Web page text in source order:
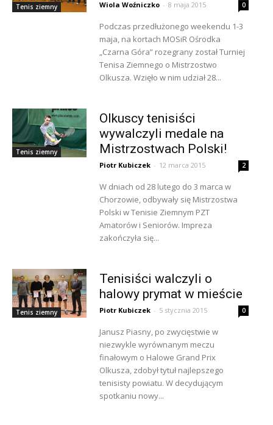
Tenis ziemny Wiola Woźniczko - 8 maja 2015 0
Podczas przedłużonego weekendu 1-3
maja, na kortach MOSiR Ośrodka
„Czarna Góra” rozegrany został Turniej
Tenisa Ziemnego o Mistrzostwo
Olkusza. Wzięło w nim udział 28...
Tenis ziemny
Olkuscy tenisiści
wywalczyli medale na
Mistrzostwach Polski!
Piotr Kubiczek - 12 marca 2015 2
W dniach od 28 lutego do 3 marca w
Chorzowie, odbywały się Mistrzostwa
Polski w Tenisie Ziemnym PZT
Amatorów i Seniorów. Impreza
zakończyła się...
Tenis ziemny
Tenisiści walczyli o
halowy prymat w mieście
Piotr Kubiczek - 5 stycznia 2015 0
Janusz Piasny, po zwycięstwie w
niezwykle wyrównanym meczu
finałowym o Halowe Grand Prix
Olkusza, zdobył tytuł najlepszego
tenisisty powiatu. W decydującym
spotkaniu nowy...